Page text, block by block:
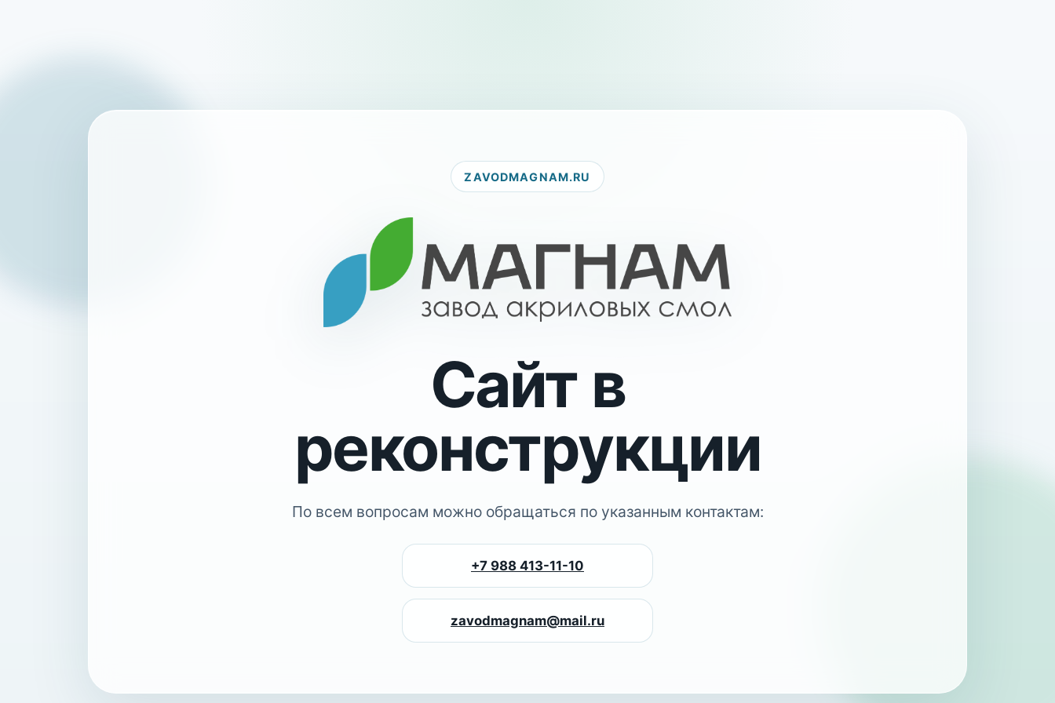
ZAVODMAGNAM.RU
Сайт в
реконструкции
По всем вопросам можно обращаться по указанным контактам:
+7 988 413-11-10
zavodmagnam@mail.ru